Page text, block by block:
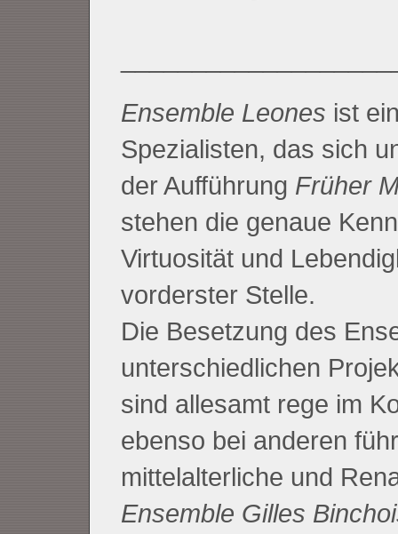
Ensemble Leones ist
Spezialisten, das sich
der Aufführung Früher
stehen die genaue
Virtuosität und
vorderster Stelle.
Die Besetzung des
unterschiedlichen
sind allesamt rege im
ebenso bei anderen
mittelalterliche und
Ensemble Gilles